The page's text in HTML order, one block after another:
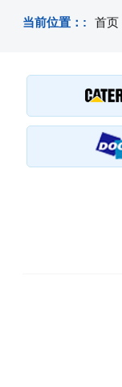
当前位置：: 首页